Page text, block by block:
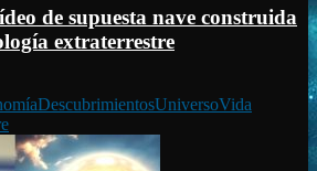
de supuesta nave construida
extraterrestre
DescubrimientosUniversoVida